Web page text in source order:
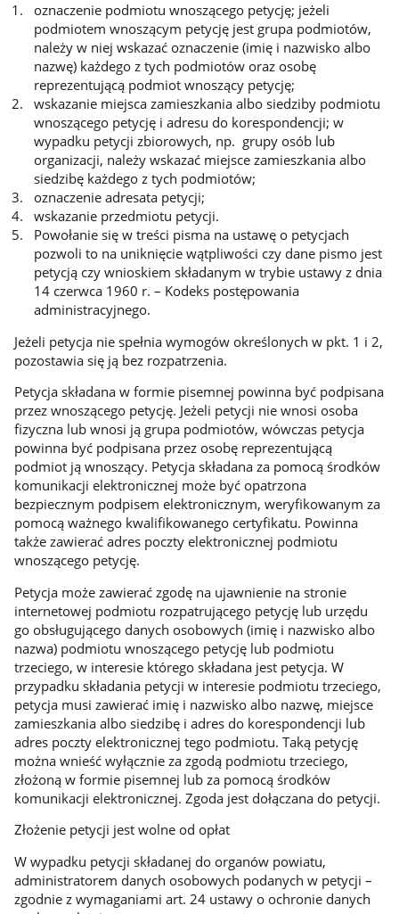
oznaczenie podmiotu wnoszącego petycję; jeżeli
podmiotem wnoszącym petycję jest grupa podmiotów,
należy w niej wskazać oznaczenie (imię i nazwisko albo
nazwę) każdego z tych podmiotów oraz osobę
reprezentującą podmiot wnoszący petycję;
wskazanie miejsca zamieszkania albo siedziby podmiotu
wnoszącego petycję i adresu do korespondencji; w
wypadku petycji zbiorowych, np. grupy osób lub
organizacji, należy wskazać miejsce zamieszkania albo
siedzibę każdego z tych podmiotów;
oznaczenie adresata petycji;
wskazanie przedmiotu petycji.
Powołanie się w treści pisma na ustawę o petycjach
pozwoli to na uniknięcie wątpliwości czy dane pismo jest
petycją czy wnioskiem składanym w trybie ustawy z dnia
14 czerwca 1960 r. – Kodeks postępowania
administracyjnego.
Jeżeli petycja nie spełnia wymogów określonych w pkt. 1 i 2,
pozostawia się ją bez rozpatrzenia.
Petycja składana w formie pisemnej powinna być podpisana
przez wnoszącego petycję. Jeżeli petycji nie wnosi osoba
fizyczna lub wnosi ją grupa podmiotów, wówczas petycja
powinna być podpisana przez osobę reprezentującą
podmiot ją wnoszący. Petycja składana za pomocą środków
komunikacji elektronicznej może być opatrzona
bezpiecznym podpisem elektronicznym, weryfikowanym za
pomocą ważnego kwalifikowanego certyfikatu. Powinna
także zawierać adres poczty elektronicznej podmiotu
wnoszącego petycję.
Petycja może zawierać zgodę na ujawnienie na stronie
internetowej podmiotu rozpatrującego petycję lub urzędu
go obsługującego danych osobowych (imię i nazwisko albo
nazwa) podmiotu wnoszącego petycję lub podmiotu
trzeciego, w interesie którego składana jest petycja. W
przypadku składania petycji w interesie podmiotu trzeciego,
petycja musi zawierać imię i nazwisko albo nazwę, miejsce
zamieszkania albo siedzibę i adres do korespondencji lub
adres poczty elektronicznej tego podmiotu. Taką petycję
można wnieść wyłącznie za zgodą podmiotu trzeciego,
złożoną w formie pisemnej lub za pomocą środków
komunikacji elektronicznej. Zgoda jest dołączana do petycji.
Złożenie petycji jest wolne od opłat
W wypadku petycji składanej do organów powiatu,
administratorem danych osobowych podanych w petycji –
zgodnie z wymaganiami art. 24 ustawy o ochronie danych